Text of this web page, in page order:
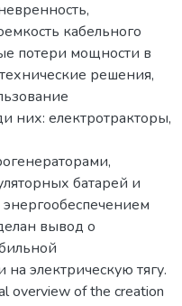
кабельного
потери мощности в
решения,
них: електротракторы,
батарей и
вывод о
электрическую тягу.
overview of the creation